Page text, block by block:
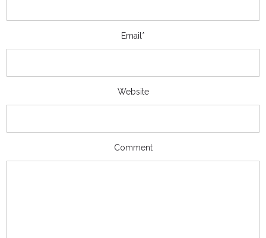
Email*
Website
Comment